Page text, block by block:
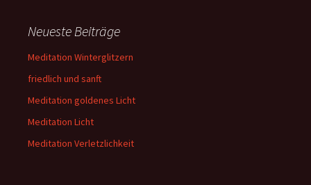
Neueste Beiträge
Meditation Winterglitzern
friedlich und sanft
Meditation goldenes Licht
Meditation Licht
Meditation Verletzlichkeit